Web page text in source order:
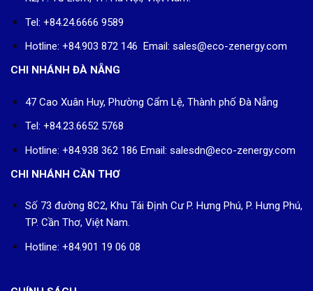
Tel: +84.24.6666 9589
Hotline: +84.903 872 146 Email: sales@eco-zenergy.com
CHI NHÁNH ĐÀ NẴNG
47 Cao Xuân Huy, Phường Cẩm Lệ, Thành phố Đà Nẵng
Tel: +84.23.6652 5768
Hotline: +84.938 362 186 Email: salesdn@eco-zenergy.com
CHI NHÁNH CẦN THƠ
Số 73 đường 8C2, Khu Tái Định Cư P. Hưng Phú, P. Hưng Phú,
TP. Cần Thơ, Việt Nam.
Hotline: +84.901 19 06 08